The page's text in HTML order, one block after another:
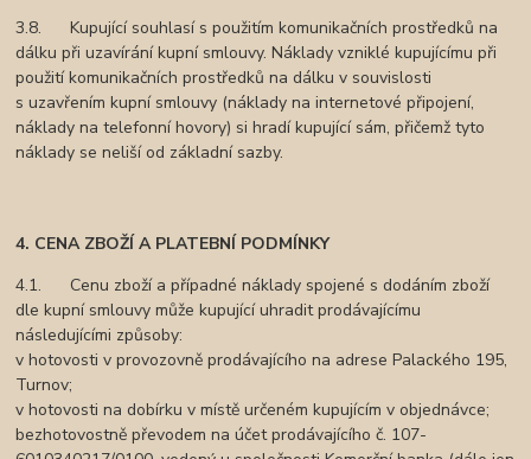
3.8. Kupující souhlasí s použitím komunikačních prostředků na
dálku při uzavírání kupní smlouvy. Náklady vzniklé kupujícímu při
použití komunikačních prostředků na dálku v souvislosti
s uzavřením kupní smlouvy (náklady na internetové připojení,
náklady na telefonní hovory) si hradí kupující sám, přičemž tyto
náklady se neliší od základní sazby.
4. CENA ZBOŽÍ A PLATEBNÍ PODMÍNKY
4.1. Cenu zboží a případné náklady spojené s dodáním zboží
dle kupní smlouvy může kupující uhradit prodávajícímu
následujícími způsoby:
v hotovosti v provozovně prodávajícího na adrese Palackého 195,
Turnov;
v hotovosti na dobírku v místě určeném kupujícím v objednávce;
bezhotovostně převodem na účet prodávajícího č. 107-